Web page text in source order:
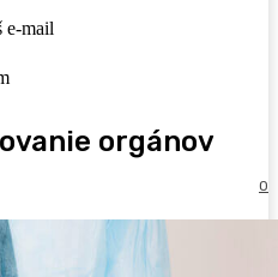
e-mail
orgánov
0